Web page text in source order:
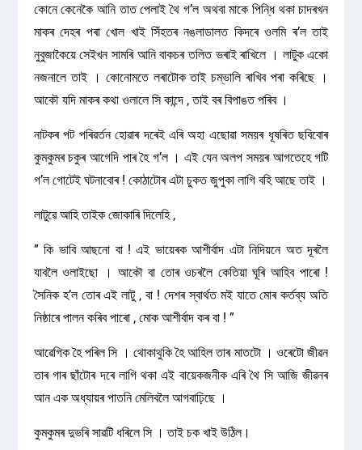
কোনে কেনেকৈ আনি তাত পেলাই থৈ গ’ল অথবা মাকে পিন্ধি থকা চাদৰখন
মাকৰ দেহৰ পৰা খোল খাই সিঁহতৰ নঙলাডালত কিদৰে ওলমি ৰ’ল তাই
নুবুজাকৈয়ে সেইখন সামৰি আনি বাকচৰ তলিত ভৰাই ৰাখিলে । লাটুক একো
নজনালে তাই । কোনোমতে লৰাটোক তাই চম্ভালি ৰাখিব পৰা কৰিছে ।
আকৌ যদি মাকৰ কথা ওলালে সি কান্দে , তাই বৰ বিপাঙত পৰিব ।
নাটকৰ পট পৰিৱৰ্তন হোৱাৰ দৰেই এৰি অহা এছোৱা সময়ৰ ধূষৰিত ছবিবোৰ
কুমকুমৰ চকুৰ আগেদি পাৰ হৈ গ’ল । এই যেন অলপ সময়ৰ আগতেহে গটি
গ’ল গোটেই ঘটনাবোৰ ! কোঠাটোৰ এটা চুকত জুপুকা লাগি বহি আছে তাই ।
লাটুৱে আহি তাইক জোকাৰি দিলেহি ,
” কি ভাবি আছনো বা ! এই ভায়েৰক আশীৰ্বাদ এটা নিদিয়নে অত দূৰলৈ
যাবলৈ ওলাইছো । আকৌ বা তোৰ ওচৰলৈ কেতিয়া ঘূৰি আহিব পাৰো !
সৈনিক হ’ল তোৰ এই লাটু , বা ! দেশৰ স্বাৰ্থত মই যাতে মোৰ কৰ্তব্য অতি
নিষ্ঠাৰে পালন কৰিব পাৰো , মোক আশীৰ্বাদ কৰ বা ! ”
আৱেগিক হৈ পৰিল সি । থোকাথুকি হৈ আহিল তাৰ মাতটো । ওৰেটো জীৱন
তাৰ গাৰ ছাঁটোৰ দৰে লাগি থকা এই বায়েকজনীক এৰি থৈ সি আজি জীৱনৰ
আন এক অধ্যায়ৰ পাতনি মেলিবলৈ আগবাঢ়িছে ।
কুমকুমৰ দুভৰি সাৱটি ধৰিলে সি । তাই চক খাই উঠিল।